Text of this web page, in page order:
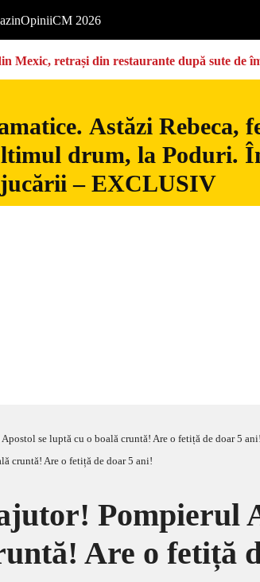
OpiniiCM 2026
Mexic, retrași din restaurante după sute de
Astăzi Rebeca,
drum, la Poduri.
– EXCLUSIV
se luptă cu o boală cruntă! Are o fetiță de doar 5 ani!
Pompierul
Are o fetiță